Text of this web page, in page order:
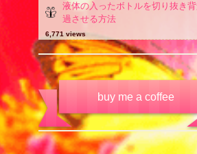
液体の入ったボトルを切り抜き
過させる方法
6,771 views
buy me a coffee